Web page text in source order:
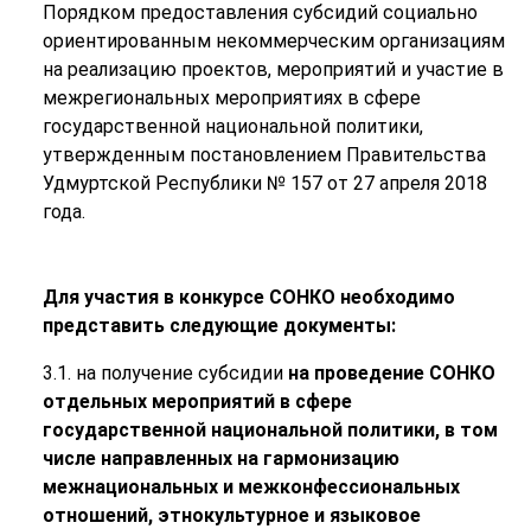
Порядком предоставления субсидий социально
ориентированным некоммерческим организациям
на реализацию проектов, мероприятий и участие в
межрегиональных мероприятиях в сфере
государственной национальной политики,
утвержденным постановлением Правительства
Удмуртской Республики № 157 от 27 апреля 2018
года.
Для участия в конкурсе СОНКО необходимо
представить следующие документы:
3.1. на получение субсидии на проведение СОНКО
отдельных мероприятий в сфере
государственной национальной политики, в том
числе направленных на гармонизацию
межнациональных и межконфессиональных
отношений, этнокультурное и языковое